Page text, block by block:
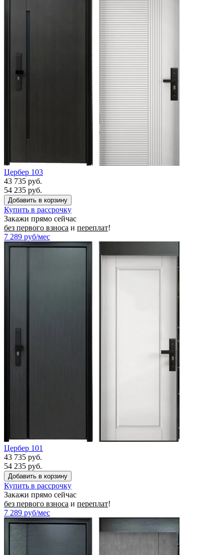
Цербер 103
43 735 руб.
54 235 руб.
Купить в рассрочку
Закажи прямо сейчас
без первого взноса и переплат!
7 289 руб/мес
Цербер 101
43 735 руб.
54 235 руб.
Купить в рассрочку
Закажи прямо сейчас
без первого взноса и переплат!
7 289 руб/мес